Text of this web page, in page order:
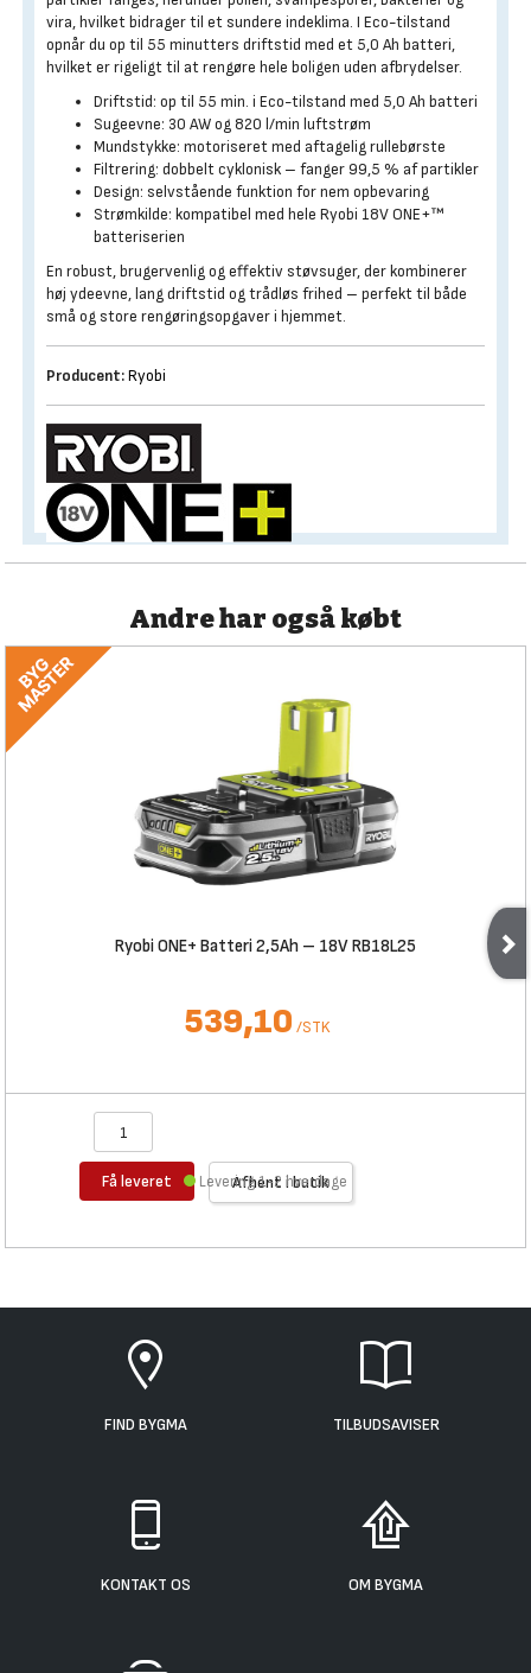
vira, hvilket bidrager til et sundere indeklima. I Eco-tilstand
opnår du op til 55 minutters driftstid med et 5,0 Ah batteri,
hvilket er rigeligt til at rengøre hele boligen uden afbrydelser.
Driftstid: op til 55 min. i Eco-tilstand med 5,0 Ah batteri
Sugeevne: 30 AW og 820 l/min luftstrøm
Mundstykke: motoriseret med aftagelig rullebørste
Filtrering: dobbelt cyklonisk – fanger 99,5 % af partikler
Design: selvstående funktion for nem opbevaring
Strømkilde: kompatibel med hele Ryobi 18V ONE+™
batteriserien
En robust, brugervenlig og effektiv støvsuger, der kombinerer
høj ydeevne, lang driftstid og trådløs frihed – perfekt til både
små og store rengøringsopgaver i hjemmet.
Producent:Ryobi
Andre har også købt
Ryobi ONE+ Batteri 2,5Ah – 18V RB18L25
539,10 /STK
Få leveret Afhent i butik
Levering 1-2 hverdage
FIND BYGMA TILBUDSAVISER
KONTAKT OS OM BYGMA